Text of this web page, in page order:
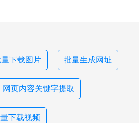
量下载图片 批量生成网址
网页内容关键字提取
下载视频